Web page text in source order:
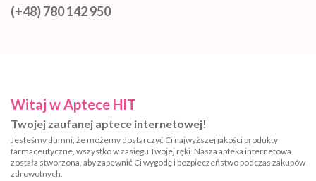
(+48) 780 142 950
Witaj w Aptece HIT
Twojej zaufanej aptece internetowej!
Jesteśmy dumni, że możemy dostarczyć Ci najwyższej jakości produkty
farmaceutyczne, wszystko w zasięgu Twojej ręki. Nasza apteka internetowa
została stworzona, aby zapewnić Ci wygodę i bezpieczeństwo podczas zakupów
zdrowotnych.